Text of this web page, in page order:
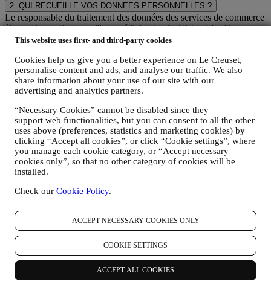
This website uses first- and third-party cookies
Cookies help us give you a better experience on Le Creuset,
personalise content and ads, and analyse our traffic. We also
share information about your use of our site with our
advertising and analytics partners.
“Necessary Cookies” cannot be disabled since they
support web functionalities, but you can consent to all the other
uses above (preferences, statistics and marketing cookies) by
clicking “Accept all cookies”, or click “Cookie settings”, where
you manage each cookie category, or “Accept necessary
cookies only”, so that no other category of cookies will be
installed.
Check our Cookie Policy.
ACCEPT NECESSARY COOKIES ONLY
COOKIE SETTINGS
ACCEPT ALL COOKIES
2. QUI RECUEILLE VOS DONNEES PERSONNELLES ?
Le responsable du traitement des données des services de commerce
électronique offerts par l'intermédiaire du site Web est Le Creuset
France SAS, B 502 705 502, 982 rue Olivier Deguise 02230
communications commerciales de notre part, vous ferez partie de la
base de données des consommateurs du groupe Le Creuset. Celle-ci
est gérée, conjointement par Le Creuset France et Le Creuset Group
AG, dont le siège social est situé à Neuhofstrasse 4, 6340 Baar, en
Suisse. Son représentant désigné dans l'UE est Le Creuset SL,
numéro de TVA B62153630, dont les bureaux sont situés Paseo de
Gracia 9, 2º - 08007 Barcelone, Espagne. L’accord de responsabilité
conjointe pourvoit (a) à Le Creuset Group AG la responsabilité de la
stratégie marketing globale et de l’expérience client personnalisée ;
(b) aux filiales locales Le Creuset le bénéfice et l’implantation de
cette stratégie, ainsi que la possibilité de développer des initiatives
les parties le devoir de traiter de vos demandes concernant vos droits
3. POURQUOI RECUEILLONS-NOUS CES DONNEES ?
Nous pouvons traiter vos données aux fins suivantes :
POUR NOUS ACQUITTER DE NOS OBLIGATIONS
LEGALES : Nous pouvons être amenés à traiter certaines
données vous concernant afin de nous acquitter de nos
obligations légales et autres obligations découlant